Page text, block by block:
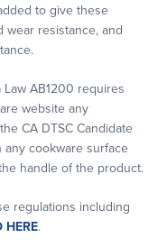
to give these
wear resistance, and
AB1200 requires
website any
CA DTSC Candidate
any cookware surface
handle of the product.
regulations including
HERE.